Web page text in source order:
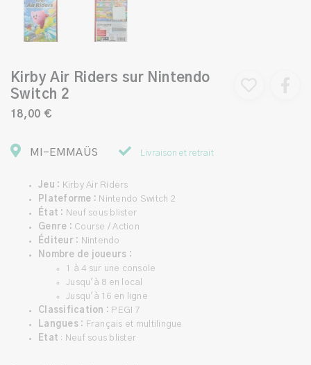
Kirby Air Riders sur Nintendo
Switch 2
18,00 €
MI-EMMAÜS Livraison et retrait
Jeu : Kirby Air Riders
Plateforme : Nintendo Switch 2
État : Neuf sous blister
Genre : Course / Action
Éditeur : Nintendo
Nombre de joueurs :
1 à 4 sur une console
Jusqu'à 8 en local
Jusqu'à 16 en ligne
Classification : PEGI 7
Langues : Français et multilingue
Etat : Neuf sous blister